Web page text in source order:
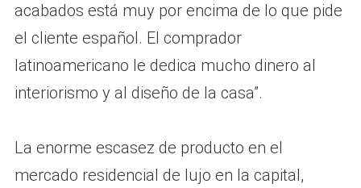
acabados está muy por encima de lo que pide
el cliente español. El comprador
latinoamericano le dedica mucho dinero al
interiorismo y al diseño de la casa”.
La enorme escasez de producto en el
mercado residencial de lujo en la capital,